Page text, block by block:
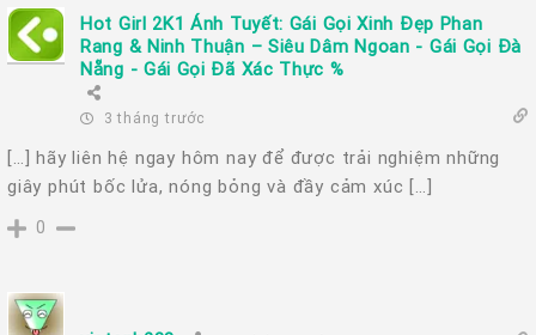
Hot Girl 2K1 Ánh Tuyết: Gái Gọi Xinh Đẹp Phan
Rang & Ninh Thuận – Siêu Dâm Ngoan - Gái Gọi Đà
Nẵng - Gái Gọi Đã Xác Thực %
3 tháng trước
[…] hãy liên hệ ngay hôm nay để được trải nghiệm những
giây phút bốc lửa, nóng bỏng và đầy cảm xúc […]
0